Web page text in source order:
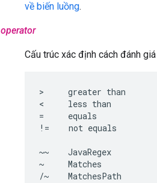
về biến luồng.
operator
Cấu trúc xác định cách đánh
>     greater than
<     less than
=     equals
!=    not equals
~~    JavaRegex
~     Matches
/~    MatchesPath